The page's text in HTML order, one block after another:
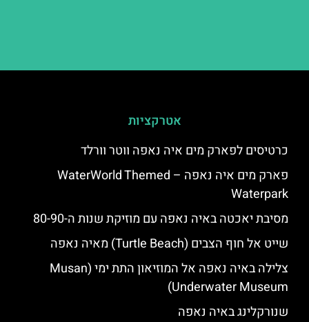
אטרקציות
כרטיסים לפארק מים איה נאפה ווטר וורלד
פארק מים איה נאפה – ‪‪WaterWorld Themed
Waterpark‬‬
מסיבת יאכטה באיה נאפה עם מוזיקת שנות ה-80-90
שייט אל חוף הצבים (Turtle Beach) מאיה נאפה
צלילה באיה נאפה אל המוזיאון התת ימי (Musan
Underwater Museum)
שנורקלינג באיה נאפה